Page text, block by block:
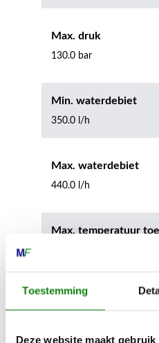
Toestemming
Deze website maakt
Max. druk
130.0 bar
Min. waterdebiet
350.0 l/h
Max. waterdebiet
440.0 l/h
Max. temperatuur
Max. temperatuur